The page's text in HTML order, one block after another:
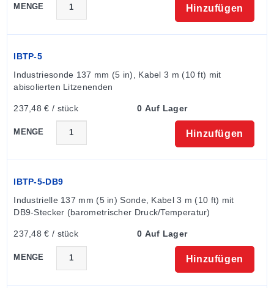
Gewächshäusern und Tierställen.
NEU: iBTX-SD mit SD-Flash-Speicher und LCD-
Anzeige
Der OMEGA iBTX-SD mit LCD-Anzeige fügt der
Temperatur und barometrischem Druck mehrere
wertvolle Funktionen hinzu.
Flash-Speicherkarte geliefert, die bis zu Jahre an
Messwerten im Zehn-Sekunden-Intervall speichern
kann.
Aufzeichnung auf SD-Flash-Karten
Die Daten werden auf weit verbreiteten SD (Secure
Digital) Flash-Karten gespeichert. Das Format ist eine
MENGE Hinzufügen
IBTP-5
Industriesonde 137 mm (5 in), Kabel 3 m (10 ft) mit
abisolierten Litzenenden
237,48 € / stück 0 Auf Lager
MENGE Hinzufügen
IBTP-5-DB9
Industrielle 137 mm (5 in) Sonde, Kabel 3 m (10 ft) mit
DB9-Stecker (barometrischer Druck/Temperatur)
237,48 € / stück 0 Auf Lager
MENGE Hinzufügen